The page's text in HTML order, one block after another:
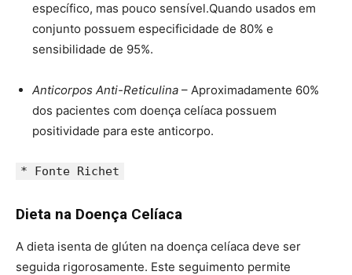
específico, mas pouco sensível.Quando usados em
conjunto possuem especificidade de 80% e
sensibilidade de 95%.
Anticorpos Anti-Reticulina – Aproximadamente 60%
dos pacientes com doença celíaca possuem
positividade para este anticorpo.
* Fonte Richet
Dieta na Doença Celíaca
A dieta isenta de glúten na doença celíaca deve ser
seguida rigorosamente. Este seguimento permite